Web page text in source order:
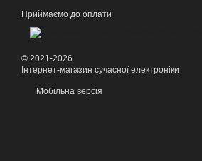
Приймаємо до оплати
© 2021-2026
Інтернет-магазин сучасної електроніки
Мобільна версія